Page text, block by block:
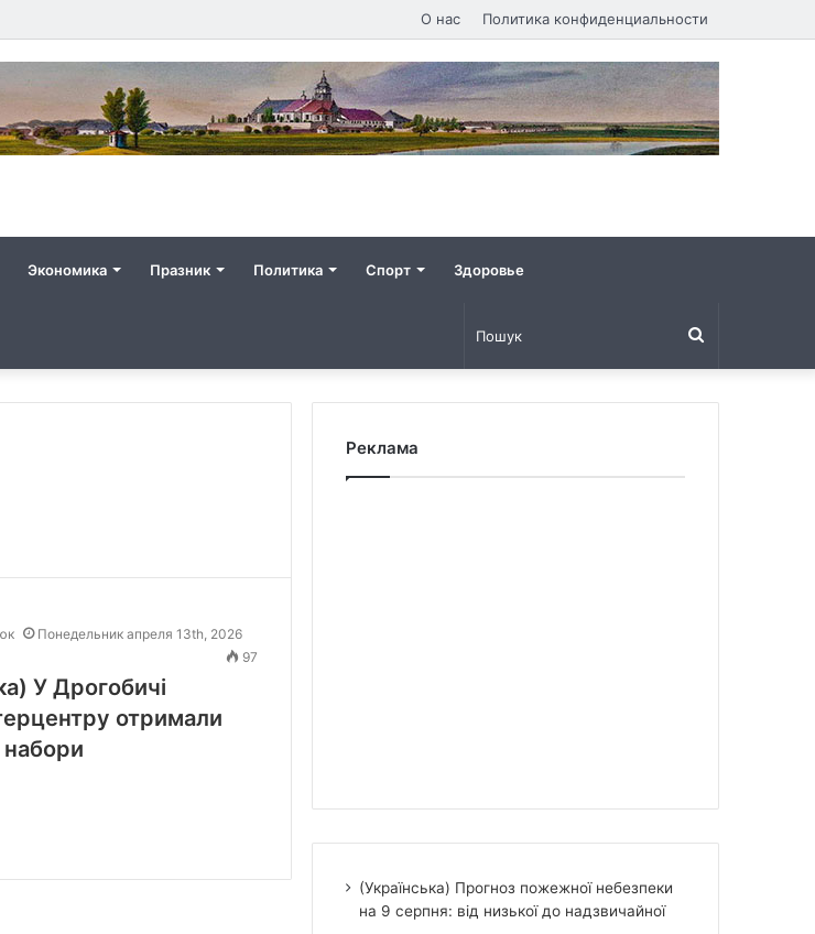
О нас Политика конфиденциальности
Экономика Празник Политика Спорт Здоровье
Понедельник апреля 13th, 2026
97
У Дрогобичі
отримали
набори
Реклама
(Українська) Прогноз пожежної небезпеки
на 9 серпня: від низької до надзвичайної